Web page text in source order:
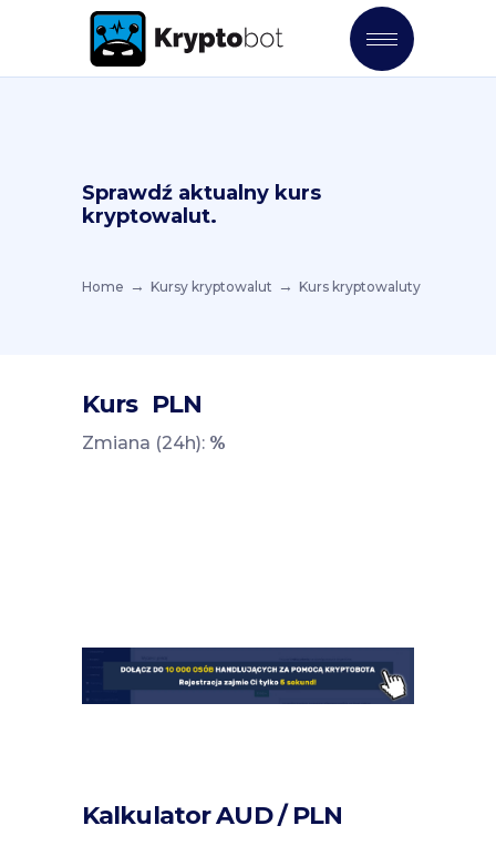
Sprawdź aktualny kurs
kryptowalut.
Home Kursy kryptowalut Kurs kryptowaluty
Kurs PLN
Zmiana (24h): %
Kalkulator AUD / PLN